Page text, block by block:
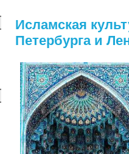
Исламская
Петербурга и